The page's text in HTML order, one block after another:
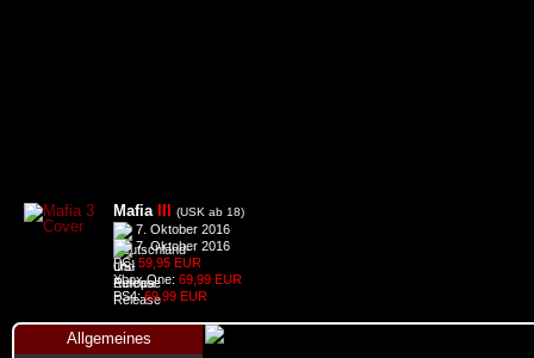
Mafia (USK ab 18)
7. Oktober 2016
7. Oktober 2016
PC: 59,95 EUR
Xbox One: 69,99 EUR
PS4:69,99 EUR
Allgemeines